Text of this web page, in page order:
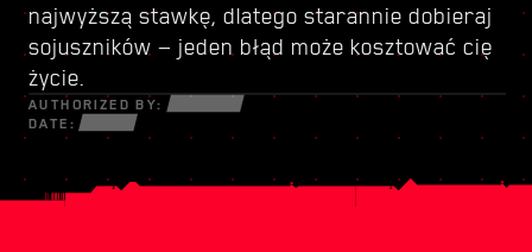
najwyższą stawkę, dlatego starannie dobieraj
sojuszników — jeden błąd może kosztować cię
życie.
AUTHORIZED BY:
DATE:
poza misją główną, to twoja sprawa, ale miej
oczy z tyłu głowy — niebezpieczeństwo czai się
na każdym kroku.
w Dogtown wszystkie chwyty są dozwolone.